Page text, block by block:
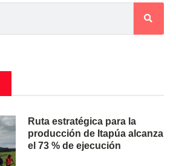
Ruta estratégica para la
producción de Itapúa alcanza
el 73 % de ejecución